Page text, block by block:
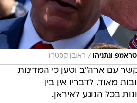
ונתניהו / ראובן קסטרו
עם ארה"ב וטען כי המדינות
מאוד. לדבריו אין בין
בכל הנוגע לאיראן.